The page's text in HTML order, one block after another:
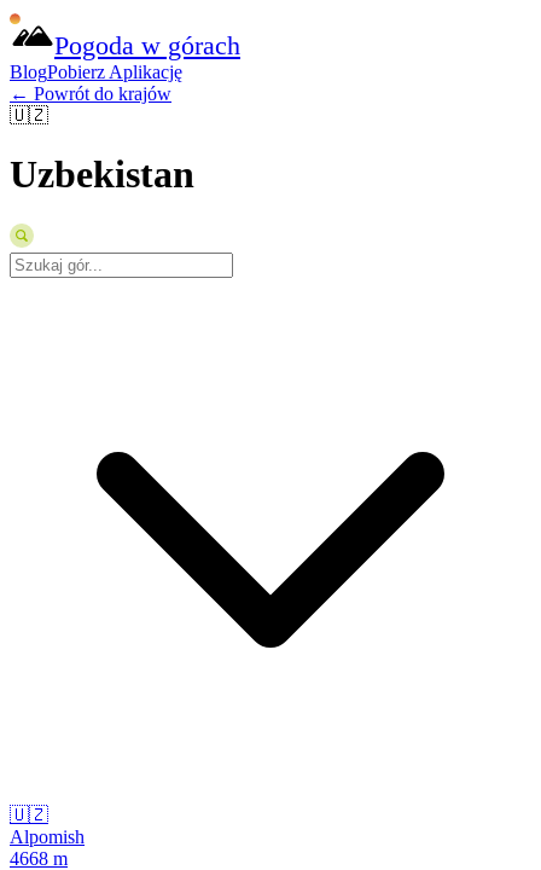
Pogoda w górach
BlogPobierz Aplikację
← Powrót do krajów
🇺🇿
Uzbekistan
🇺🇿
Alpomish
4668 m